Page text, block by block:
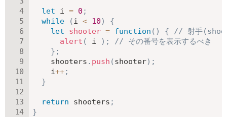
let i = 0 ;
while
(i < 10)
{
let
shooter = function ( ) {
// 射手
alert ( i ) ;
// その番号を表示するべき
} ;
    shooters
. push (shooter) ;
    i
++;
}
return shooters ;
}